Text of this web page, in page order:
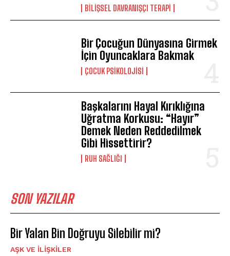
BILIŞSEL DAVRANIŞÇI TERAPI
Bir Çocuğun Dünyasına Girmek
İçin Oyuncaklara Bakmak
ÇOCUK PSIKOLOJISI
Başkalarını Hayal Kırıklığına
Uğratma Korkusu: “Hayır”
Demek Neden Reddedilmek
Gibi Hissettirir?
⁠RUH SAĞLIĞI
SON YAZILAR
Bir Yalan Bin Doğruyu Silebilir mi?
AŞK VE İLIŞKILER